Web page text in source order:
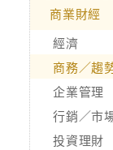
商業財經
經濟
商務／趨
企業管理
行銷／市
投資理財